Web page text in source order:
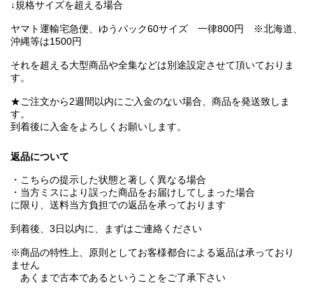
↓規格サイズを超える場合
ヤマト運輸宅急便、ゆうパック60サイズ 一律800円 ※北海道、
沖縄等は1500円
それを超える大型商品や全集などは別途設定させて頂いておりま
す。
★ご注文から2週間以内にご入金のない場合、商品を発送致しま
す。
到着後に入金をよろしくお願いします。
返品について
・こちらの提示した状態と著しく異なる場合
・当方ミスにより誤った商品をお届けしてしまった場合
に限り、送料当方負担での返品を承っております
到着後、3日以内に、まずはご連絡ください
※商品の特性上、原則としてお客様都合による返品は承っており
ません
あくまで古本であるということをご了承下さい